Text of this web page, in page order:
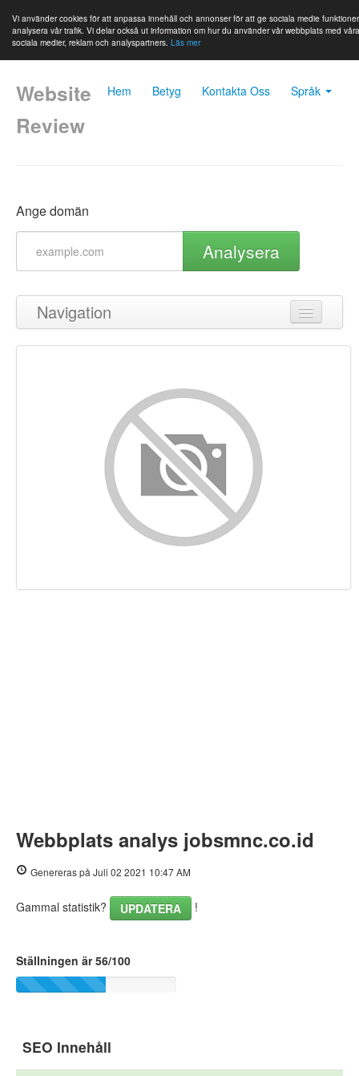
Vi använder cookies för att anpassa innehåll och annonser för att ge sociala medie
analysera vår trafik. Vi delar också ut information om hur du använder vår webbplats med våra
sociala medier, reklam och analyspartners. Läs mer
Hem Betyg Kontakta Oss Språk
Website
Review
Ange domän
Analysera
Navigation
Tillbaka till toppen
Nyckelord
Användbarhet
Dokument
Webbplats analys jobsmnc.co.id
Genereras på Juli 02 2021 10:47 AM
Gammal statistik? UPDATERA !
Ställningen är 56/100
SEO Innehåll